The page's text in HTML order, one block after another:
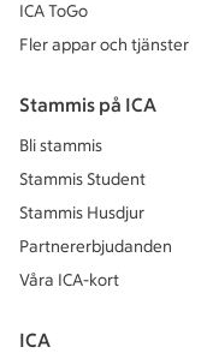
ICA ToGo
Fler appar och tjänster
Stammis på ICA
Bli stammis
Stammis Student
Stammis Husdjur
Partnererbjudanden
Våra ICA-kort
ICA